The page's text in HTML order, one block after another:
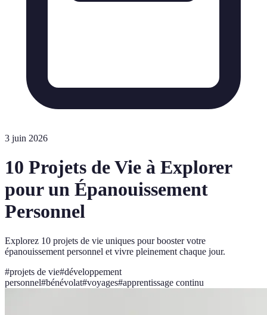
3 juin 2026
10 Projets de Vie à Explorer
pour un Épanouissement
Personnel
Explorez 10 projets de vie uniques pour booster votre
épanouissement personnel et vivre pleinement chaque jour.
#projets de vie#développement
personnel#bénévolat#voyages#apprentissage continu